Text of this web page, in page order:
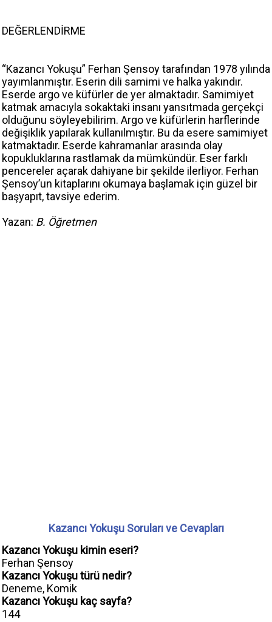
DEĞERLENDİRME
“Kazancı Yokuşu” Ferhan Şensoy tarafından 1978 yılında
yayımlanmıştır. Eserin dili samimi ve halka yakındır.
Eserde argo ve küfürler de yer almaktadır. Samimiyet
katmak amacıyla sokaktaki insanı yansıtmada gerçekçi
olduğunu söyleyebilirim. Argo ve küfürlerin harflerinde
değişiklik yapılarak kullanılmıştır. Bu da esere samimiyet
katmaktadır. Eserde kahramanlar arasında olay
kopukluklarına rastlamak da mümkündür. Eser farklı
pencereler açarak dahiyane bir şekilde ilerliyor. Ferhan
Şensoy’un kitaplarını okumaya başlamak için güzel bir
başyapıt, tavsiye ederim.
Yazan: B. Öğretmen
Kazancı Yokuşu Soruları ve Cevapları
Kazancı Yokuşu kimin eseri?
Ferhan Şensoy
Kazancı Yokuşu türü nedir?
Deneme, Komik
Kazancı Yokuşu kaç sayfa?
144